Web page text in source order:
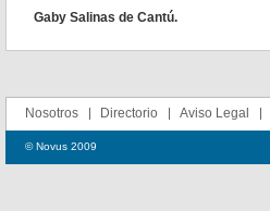
Gaby Salinas de Cantú.
Nosotros Directorio Aviso Legal
© Novus 2009